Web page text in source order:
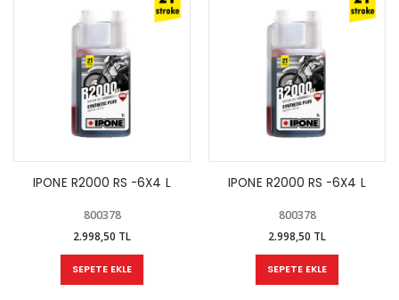
IPONE R2000 RS -6X4 L
800378
2.998,50 TL
SEPETE EKLE
IPONE R2000 RS -6X4 L
800378
2.998,50 TL
SEPETE EKLE